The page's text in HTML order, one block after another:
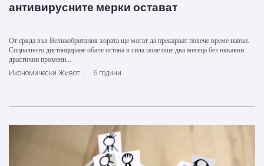
антивирусните мерки остават
От сряда във Великобритания хората ще могат да прекарват повече време навън.
Социалното дистанциране обаче остава в сила поне още два месеца без някакви
драстични промени...
Икономически Живот
6 години